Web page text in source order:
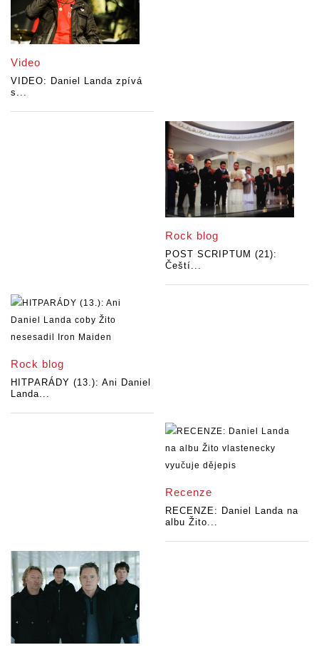
Video
VIDEO: Daniel Landa zpívá
s...
Rock blog
POST SCRIPTUM (21):
Čeští...
Rock blog
HITPARÁDY (13.): Ani Daniel
Landa...
Recenze
RECENZE: Daniel Landa na
albu Žito...